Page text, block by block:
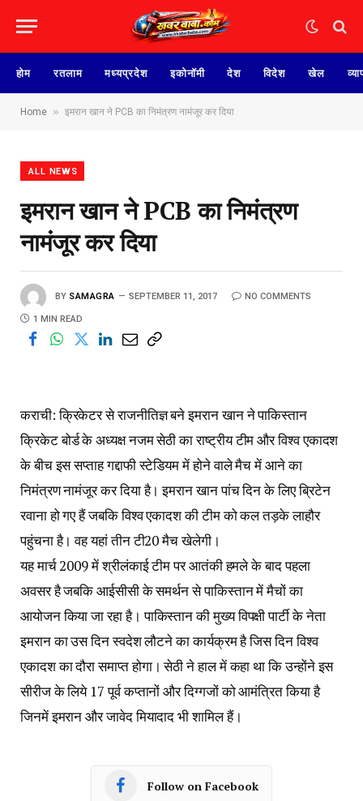
होम रतलाम मध्यप्रदेश इकोनॉमी देश विदेश खेल
Home » इमरान खान ने PCB का निमंत्रण नामंजूर कर दिया
ALL NEWS
इमरान खान ने PCB का निमंत्रण
नामंजूर कर दिया
BY SAMAGRA SEPTEMBER 11, 2017 NO COMMENTS
1 MIN READ
कराची: क्रिकेटर से राजनीतिज्ञ बने इमरान खान ने पाकिस्तान
क्रिकेट बोर्ड के अध्यक्ष नजम सेठी का राष्ट्रीय टीम और विश्व एकादश
के बीच इस सप्ताह गद्दाफी स्टेडियम में होने वाले मैच में आने का
निमंत्रण नामंजूर कर दिया है। इमरान खान पांच दिन के लिए ब्रिटेन
रवाना हो गए हैं जबकि विश्व एकादश की टीम को कल तड़के लाहौर
पहुंचना है। वह यहां तीन टी20 मैच खेलेगी।
यह मार्च 2009 में श्रीलंकाई टीम पर आतंकी हमले के बाद पहला
अवसर है जबकि आईसीसी के समर्थन से पाकिस्तान में मैचों का
आयोजन किया जा रहा है। पाकिस्तान की मुख्य विपक्षी पार्टी के नेता
इमरान का उस दिन स्वदेश लौटने का कार्यक्रम है जिस दिन विश्व
एकादश का दौरा समाप्त होगा। सेठी ने हाल में कहा था कि उन्होंने इस
सीरीज के लिये 17 पूर्व कप्तानों और दिग्गजों को आमंत्रित किया है
जिनमें इमरान और जावेद मियादाद भी शामिल हैं।
Follow on Facebook